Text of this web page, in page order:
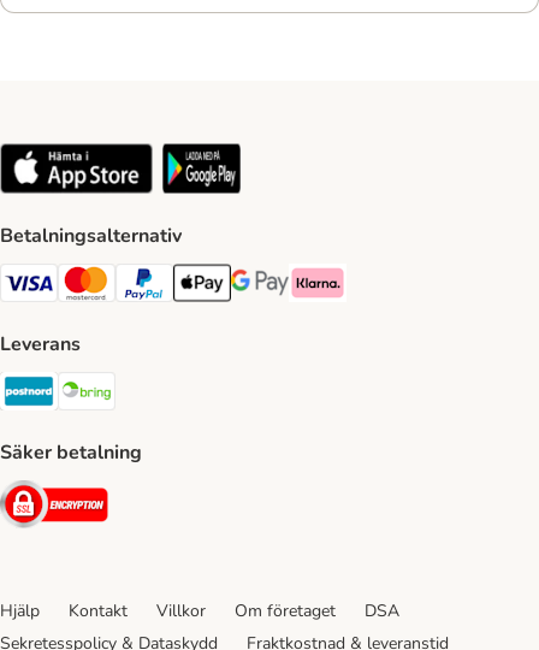
Betalningsalternativ
VISA Payment Method
Mastercard Payment Method
Paypal Payment Method
Apple Pay Payment Method
Google Pay Payment Method
Klarna Payment Method
Leverans
Postnord Shipping Method
Säker betalning
Security
Hjälp Kontakt Villkor Om företaget
DSA
Sekretesspolicy & Dataskydd
Fraktkostnad & leveranstid